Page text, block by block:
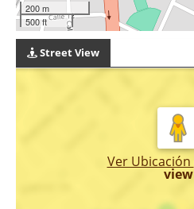
200 m
500 ft
Street View
Ver Ubicación
view